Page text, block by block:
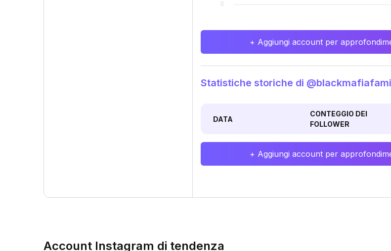
+ Aggiungi account per
Statistiche storiche di
DATA
CONTEGGIO DEI
FOLLOWER
+ Aggiungi account per
Account Instagram di tendenza